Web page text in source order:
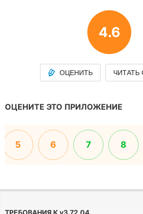
4.6
ОЦЕНИТЬ
ОЦЕНИТЕ ЭТО ПРИЛОЖЕНИЕ
5 6 7 8
ТРЕБОВАНИЯ К v3.72.04